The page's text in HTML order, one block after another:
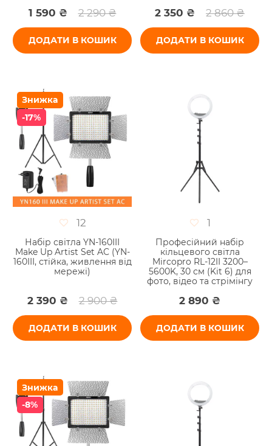
1 590 ₴ 2 290 ₴
ДОДАТИ В КОШИК
2 350 ₴ 2 860 ₴
ДОДАТИ В КОШИК
Знижка
-17%
12
Набір світла YN-160III
Make Up Artist Set AC (YN-
160III, стійка, живлення від
мережі)
2 390 ₴ 2 900 ₴
ДОДАТИ В КОШИК
1
Професійний набір
кільцевого світла
Mircopro RL-12II 3200–
5600K, 30 см (Kit 6) для
фото, відео та стрімінгу
2 890 ₴
ДОДАТИ В КОШИК
Знижка
-8%